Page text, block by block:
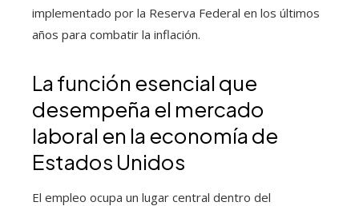
implementado por la Reserva Federal en los últimos
años para combatir la inflación.
La función esencial que
desempeña el mercado
laboral en la economía de
Estados Unidos
El empleo ocupa un lugar central dentro del